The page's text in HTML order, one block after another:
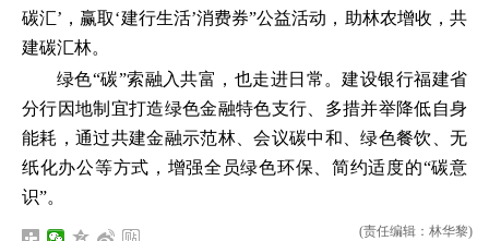
碳汇’，赢取‘建行生活’消费券”公益活动，助林农增收，共
建碳汇林。
绿色“碳”索融入共富，也走进日常。建设银行福建省
分行因地制宜打造绿色金融特色支行、多措并举降低自身
能耗，通过共建金融示范林、会议碳中和、绿色餐饮、无
纸化办公等方式，增强全员绿色环保、简约适度的“碳意
识”。
(责任编辑：林华黎)